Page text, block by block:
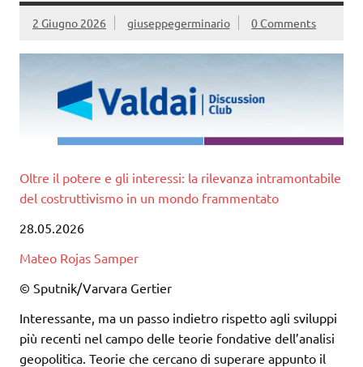
2 Giugno 2026 giuseppegerminario 0 Comments
Oltre il potere e gli interessi: la rilevanza intramontabile
del costruttivismo in un mondo frammentato
28.05.2026
Mateo Rojas Samper
© Sputnik/Varvara Gertier
Interessante, ma un passo indietro rispetto agli sviluppi
più recenti nel campo delle teorie fondative dell’analisi
geopolitica. Teorie che cercano di superare appunto il